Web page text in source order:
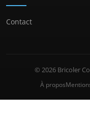
Contact
© 2026 Bricoler
À propos